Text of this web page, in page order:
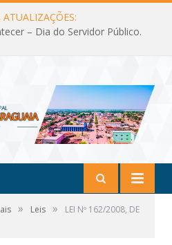
– Dia do Servidor Público.
» Leis »
LEI Nº 162/2008, DE